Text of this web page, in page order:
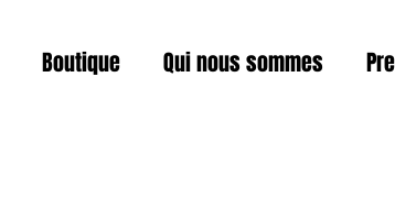
Boutique Qui nous sommes